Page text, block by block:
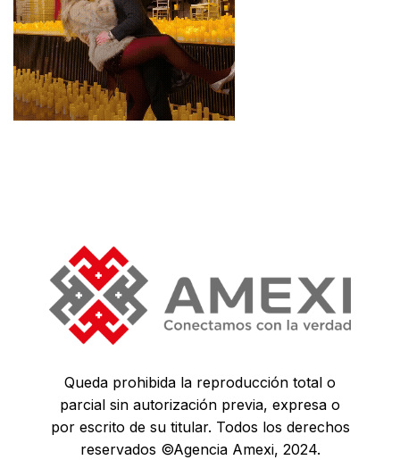
Queda prohibida la reproducción total o
parcial sin autorización previa, expresa o
por escrito de su titular. Todos los derechos
reservados ©Agencia Amexi, 2024.